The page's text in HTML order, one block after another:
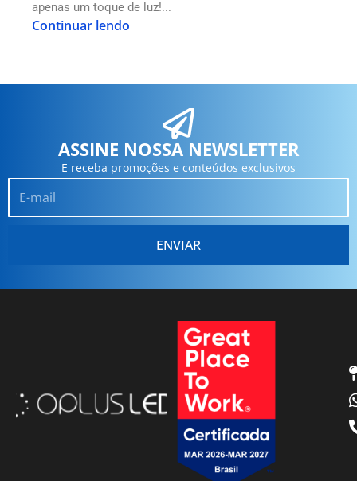
apenas um toque de luz!...
Continuar lendo
ASSINE NOSSA NEWSLETTER
E receba promoções e conteúdos exclusivos
ENVIAR